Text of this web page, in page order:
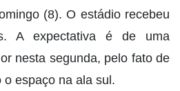
(8). O estádio recebeu
A expectativa é de uma
nesta segunda, pelo fato de
espaço na ala sul.